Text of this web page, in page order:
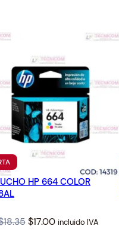
PRODUCTO
EN
OFERTAHP 664 COLOR
18.35 Original
$17.00Current
incluido IVA